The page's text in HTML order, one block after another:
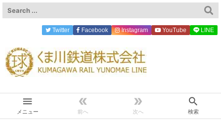

メニュー

前へ

次へ

検索
Twitter Facebook Instagram YouTube LINE